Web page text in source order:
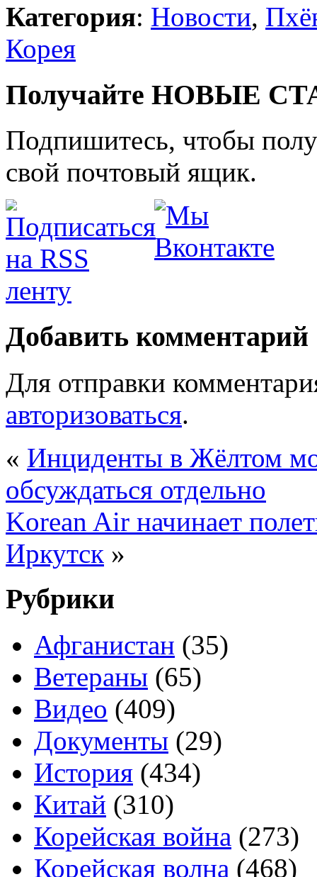
Категория: Новости,
Корея
Получайте НОВЫЕ
Подпишитесь, чтобы
свой почтовый ящик.
Добавить комментарий
Для отправки
авторизоваться.
« Инциденты в Жёлтом
обсуждаться отдельно
Korean Air начинает
Иркутск »
Рубрики
Афганистан (35)
Ветераны (65)
Видео (409)
Документы (29)
История (434)
Китай (310)
Корейская война (273)
Корейская волна (468)